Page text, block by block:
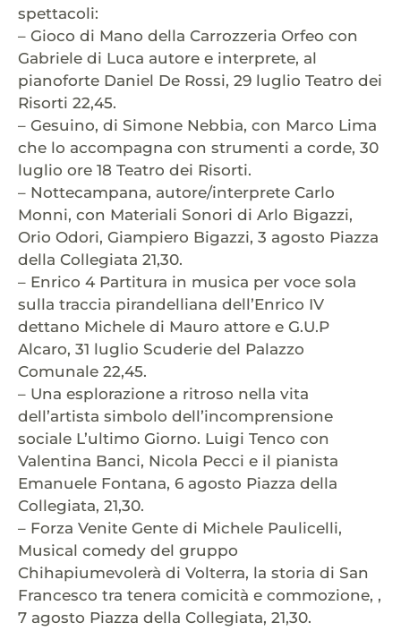
spettacoli:
– Gioco di Mano della Carrozzeria Orfeo con
Gabriele di Luca autore e interprete, al
pianoforte Daniel De Rossi, 29 luglio Teatro dei
Risorti 22,45.
– Gesuino, di Simone Nebbia, con Marco Lima
che lo accompagna con strumenti a corde, 30
luglio ore 18 Teatro dei Risorti.
– Nottecampana, autore/interprete Carlo
Monni, con Materiali Sonori di Arlo Bigazzi,
Orio Odori, Giampiero Bigazzi, 3 agosto Piazza
della Collegiata 21,30.
– Enrico 4 Partitura in musica per voce sola
sulla traccia pirandelliana dell’Enrico IV
dettano Michele di Mauro attore e G.U.P
Alcaro, 31 luglio Scuderie del Palazzo
Comunale 22,45.
– Una esplorazione a ritroso nella vita
dell’artista simbolo dell’incomprensione
sociale L’ultimo Giorno. Luigi Tenco con
Valentina Banci, Nicola Pecci e il pianista
Emanuele Fontana, 6 agosto Piazza della
Collegiata, 21,30.
– Forza Venite Gente di Michele Paulicelli,
Musical comedy del gruppo
Chihapiumevolerà di Volterra, la storia di San
Francesco tra tenera comicità e commozione, ,
7 agosto Piazza della Collegiata, 21,30.